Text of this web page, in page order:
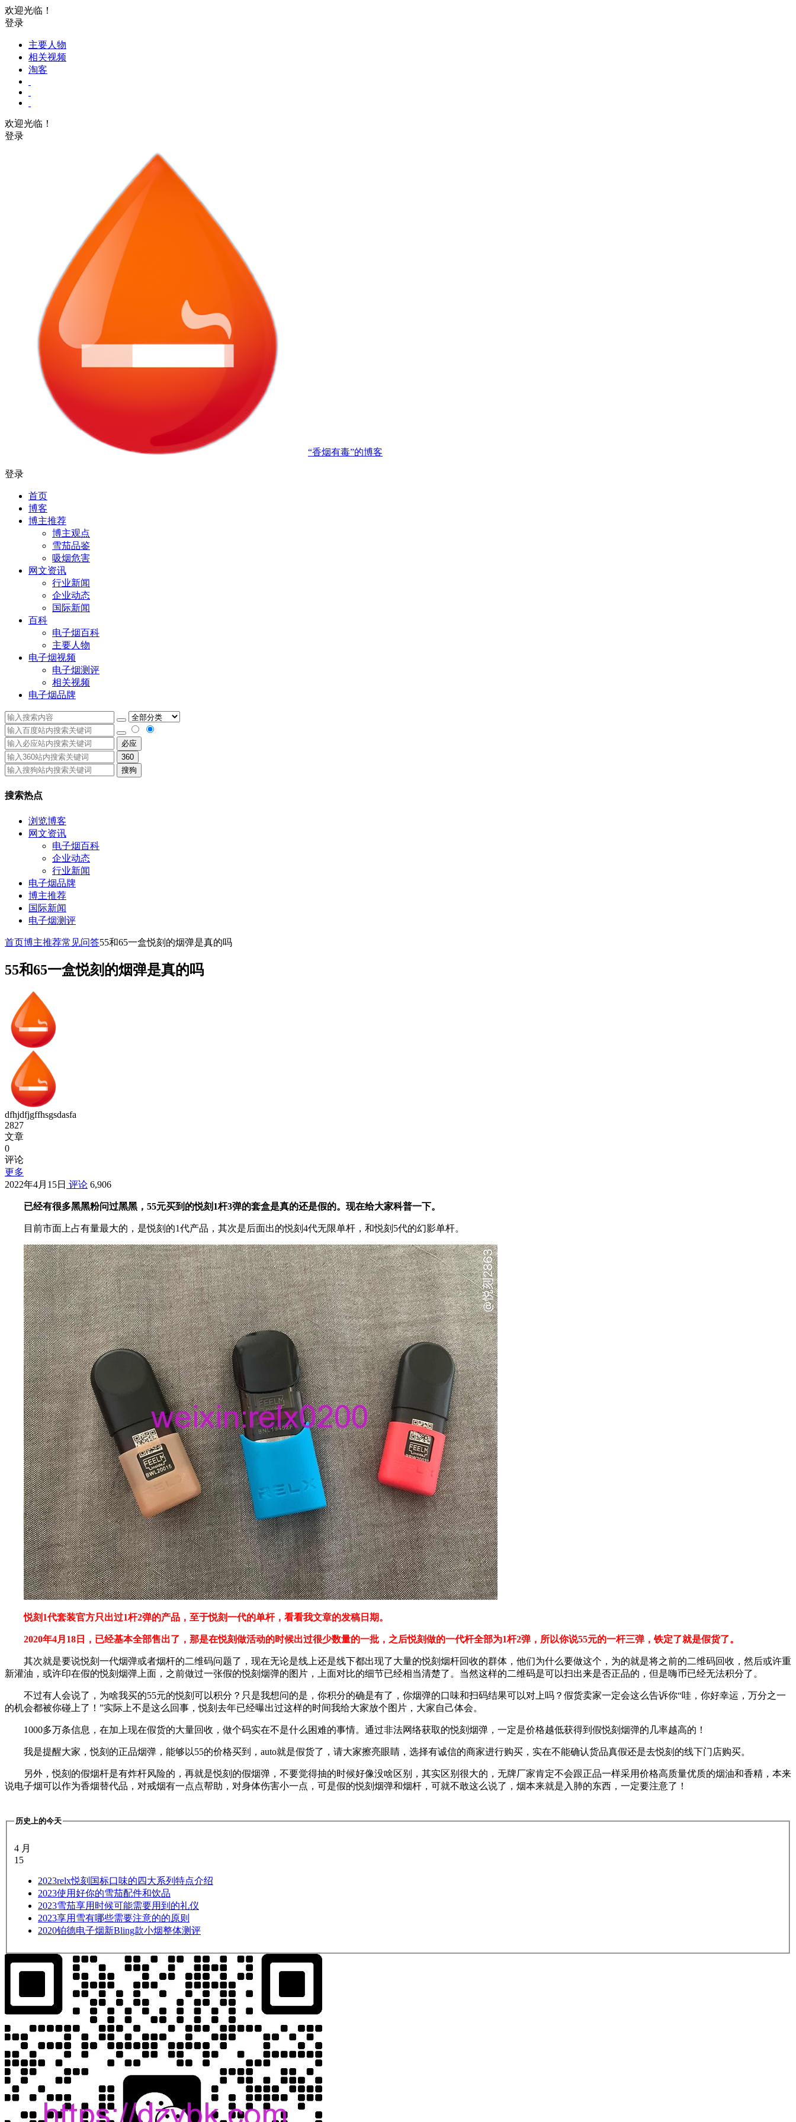
欢迎光临！
登录
主要人物
相关视频
淘客
欢迎光临！
登录
“香烟有毒”的博客
登录
首页
博客
博主推荐
博主观点
雪茄品鉴
吸烟危害
网文资讯
行业新闻
企业动态
国际新闻
百科
电子烟百科
主要人物
电子烟视频
电子烟测评
相关视频
电子烟品牌
必应
360
搜狗
搜索热点
浏览博客
网文资讯
电子烟百科
企业动态
行业新闻
电子烟品牌
博主推荐
国际新闻
电子烟测评
首页博主推荐常见问答55和65一盒悦刻的烟弹是真的吗
55和65一盒悦刻的烟弹是真的吗
dfhjdfjgffhsgsdasfa
2827
文章
0
评论
更多
2022年4月15日 评论 6,906
已经有很多黑黑粉问过黑黑，55元买到的悦刻1杆3弹的套盒是真的还是假的。现在给大家科普一下。
目前市面上占有量最大的，是悦刻的1代产品，其次是后面出的悦刻4代无限单杆，和悦刻5代的幻影单杆。
悦刻1代套装官方只出过1杆2弹的产品，至于悦刻一代的单杆，看看我文章的发稿日期。
2020年4月18日，已经基本全部售出了，那是在悦刻做活动的时候出过很少数量的一批，之后悦刻做的一代杆全部为1杆2弹，所以你说55元的一杆三弹，铁定了就是假货了。
其次就是要说悦刻一代烟弹或者烟杆的二维码问题了，现在无论是线上还是线下都出现了大量的悦刻烟杆回收的群体，他们为什么要做这个，为的就是将之前的二维码回收，然后或许重
新灌油，或许印在假的悦刻烟弹上面，之前做过一张假的悦刻烟弹的图片，上面对比的细节已经相当清楚了。当然这样的二维码是可以扫出来是否正品的，但是嗨币已经无法积分了。
不过有人会说了，为啥我买的55元的悦刻可以积分？只是我想问的是，你积分的确是有了，你烟弹的口味和扫码结果可以对上吗？假货卖家一定会这么告诉你“哇，你好幸运，万分之一
的机会都被你碰上了！”实际上不是这么回事，悦刻去年已经曝出过这样的时间我给大家放个图片，大家自己体会。
1000多万条信息，在加上现在假货的大量回收，做个码实在不是什么困难的事情。通过非法网络获取的悦刻烟弹，一定是价格越低获得到假悦刻烟弹的几率越高的！
我是提醒大家，悦刻的正品烟弹，能够以55的价格买到，auto就是假货了，请大家擦亮眼睛，选择有诚信的商家进行购买，实在不能确认货品真假还是去悦刻的线下门店购买。
另外，悦刻的假烟杆是有炸杆风险的，再就是悦刻的假烟弹，不要觉得抽的时候好像没啥区别，其实区别很大的，无牌厂家肯定不会跟正品一样采用价格高质量优质的烟油和香精，本来
说电子烟可以作为香烟替代品，对戒烟有一点点帮助，对身体伤害小一点，可是假的悦刻烟弹和烟杆，可就不敢这么说了，烟本来就是入肺的东西，一定要注意了！
历史上的今天
4 月
15
2023relx悦刻国标口味的四大系列特点介绍
2023使用好你的雪茄配件和饮品
2023雪茄享用时候可能需要用到的礼仪
2023享用雪有哪些需要注意的的原则
2020铂德电子烟新Bling款小烟整体测评